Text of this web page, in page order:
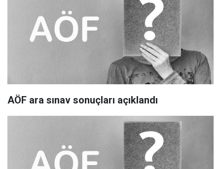
AÖF ara sınav sonuçları açıklandı